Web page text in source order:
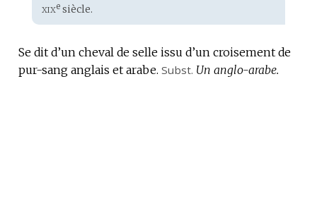
Étymologie
:
xixesiècle.
Se dit d’un cheval de selle issu d’un croisement de
pur-sang anglais et arabe. Subst. Un anglo-arabe.